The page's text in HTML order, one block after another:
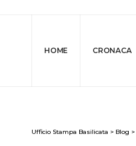
HOME CRONACA
Ufficio Stampa Basilicata > Blog >